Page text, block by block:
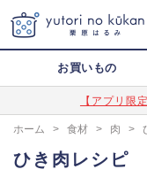
お買いもの
【アプリ限
ホーム > 食材 > 肉 >
ひき肉レシピ